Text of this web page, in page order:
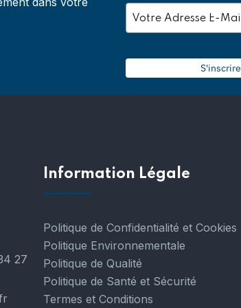
S'inscrire
27
Information Légale
Politique de Confidentialité et Cookies
Politique Environnementale
Politique de Qualité
Politique de Santé et Sécurité
Termes et Conditions